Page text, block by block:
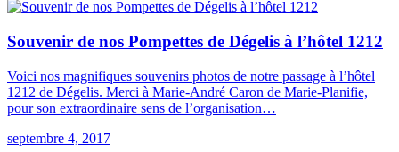
Souvenir de nos Pompettes de Dégelis à l’hôtel 1212
Voici nos magnifiques souvenirs photos de notre passage à l’hôtel
1212 de Dégelis. Merci à Marie-André Caron de Marie-Planifie,
pour son extraordinaire sens de l’organisation…
septembre 4, 2017